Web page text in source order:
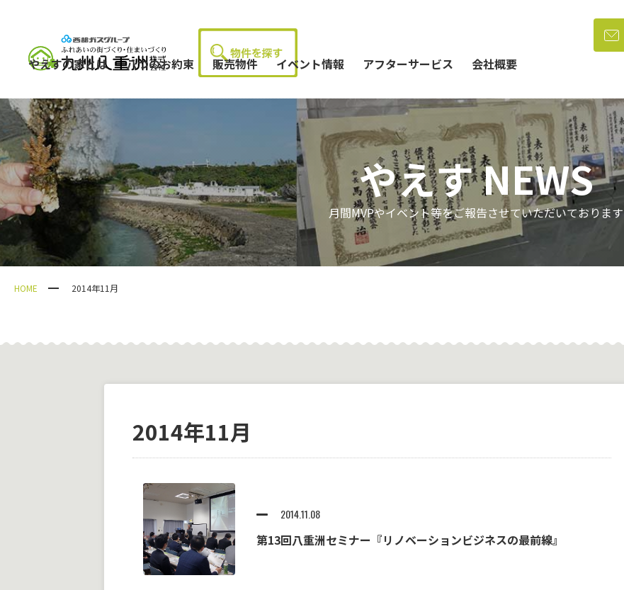
やえすの家とは 八つのお約束 販売物件 イベント情報 アフターサービス 会社概要
やえす NEWS
月間MVPやイベント等をご報告させていただいております
HOME 2014年11月
2014年11月
2014.11.08
第13回八重洲セミナー『リノベーションビジネスの最前線』